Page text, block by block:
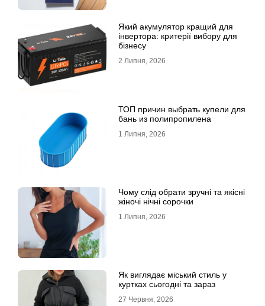
Який акумулятор кращий для
інвертора: критерії вибору для
бізнесу
2 Липня, 2026
ТОП причин выбрать купели для
бань из полипропилена
1 Липня, 2026
Чому слід обрати зручні та якісні
жіночі нічні сорочки
1 Липня, 2026
Як виглядає міський стиль у
куртках сьогодні та зараз
27 Червня, 2026